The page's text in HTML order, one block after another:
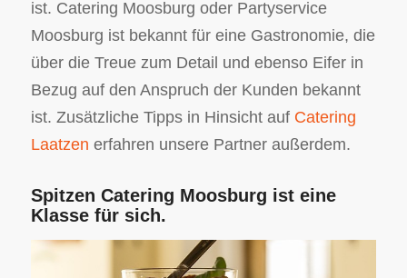
ist. Catering Moosburg oder Partyservice
Moosburg ist bekannt für eine Gastronomie, die
über die Treue zum Detail und ebenso Eifer in
Bezug auf den Anspruch der Kunden bekannt
ist. Zusätzliche Tipps in Hinsicht auf Catering
Laatzen erfahren unsere Partner außerdem.
Spitzen Catering Moosburg ist eine
Klasse für sich.